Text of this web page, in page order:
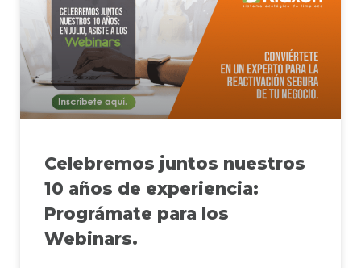
Celebremos juntos nuestros
10 años de experiencia:
Prográmate para los
Webinars.